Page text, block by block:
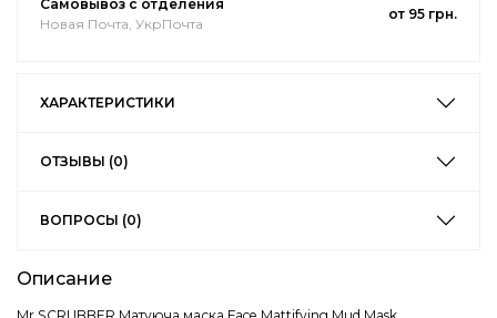
Самовывоз с отделения
Новая Почта, УкрПочта
от 95 грн.
ХАРАКТЕРИСТИКИ
ОТЗЫВЫ (0)
ВОПРОСЫ (0)
Описание